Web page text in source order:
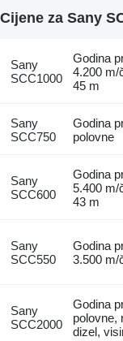
Cijene za Sany
Sany
SCC1000
Godina
4.200 m/
45 m
Sany
SCC750
Godina
polovne
Sany
SCC600
Godina
5.400 m/
43 m
Sany
SCC550
Godina
3.500 m/
Sany
SCC2000
Godina
polovne,
dizel,